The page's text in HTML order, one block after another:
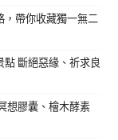
，帶你收藏獨一無二
斷絕惡緣、祈求良
想膠囊、檜木酵素